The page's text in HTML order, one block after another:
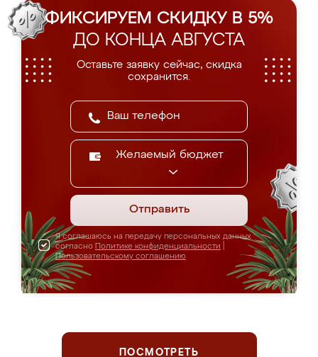
ФИКСИРУЕМ СКИДКУ В 5%
ДО КОНЦА АВГУСТА
Оставьте заявку сейчас, скидка
сохранится.
Желаемый бюджет
Отправить
Я соглашаюсь на передачу персональных данных
согласно Политике конфиденциальности
Пользовательскому соглашению
ПОСМОТРЕТЬ